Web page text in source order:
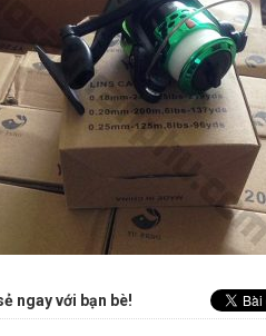
ngay với bạn bè!